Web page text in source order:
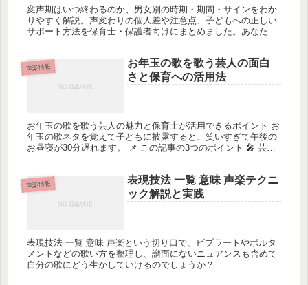
変声期はいつ終わるのか、男女別の時期・期間・サインをわか
りやすく解説。声変わりの個人差や注意点、子どもへの正しい
サポート方法を保育士・保護者向けにまとめました。あなたは
声楽情報
お年玉の歌を歌う芸人の面白
さと保育への活用法
お年玉の歌を歌う芸人の魅力と保育士が活用できるポイント お
年玉の歌ネタを覚えて子どもに披露すると、笑いすぎて午後の
お昼寝が30分遅れます。 📌 この記事の3つのポイント 🎤 芸人
声楽情報
表現技法 一覧 意味 声楽テクニ
ック解説と実践
表現技法 一覧 意味 声楽という切り口で、ビブラートやポルタ
メントなどの歌い方を整理し、譜面にないニュアンスも含めて
自分の歌にどう生かしていけるのでしょうか？